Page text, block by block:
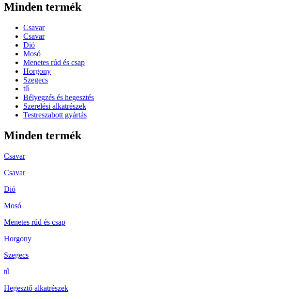
Minden termék
Csavar
Csavar
Dió
Mosó
Menetes rúd és csap
Horgony
Szegecs
tű
Bélyegzés és hegesztés
Szerelési alkatrészek
Testreszabott gyártás
Minden termék
Csavar
Csavar
Dió
Mosó
Menetes rúd és csap
Horgony
Szegecs
tű
Hegesztő alkatrészek